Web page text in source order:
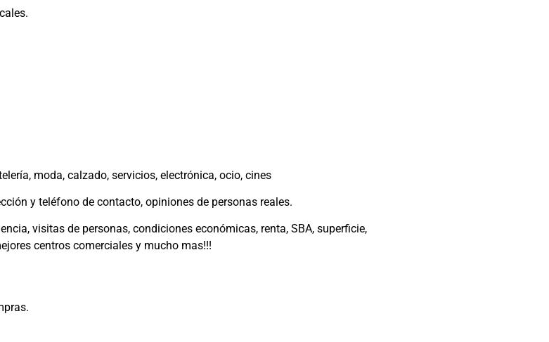
moda, calzado, servicios, electrónica, ocio, cines
y teléfono de contacto, opiniones de personas reales.
visitas de personas, condiciones económicas, renta, SBA, superficie,
centros comerciales y mucho mas!!!